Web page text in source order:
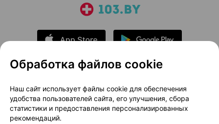
О проекте
Новости проекта
Размещение рекламы
Медицинский маркетинг
Публичный договор
Доставка
Обработка файлов cookie
Наш сайт использует файлы cookie для обеспечения
удобства пользователей сайта, его улучшения, сбора
статистики и предоставления персонализированных
рекомендаций.